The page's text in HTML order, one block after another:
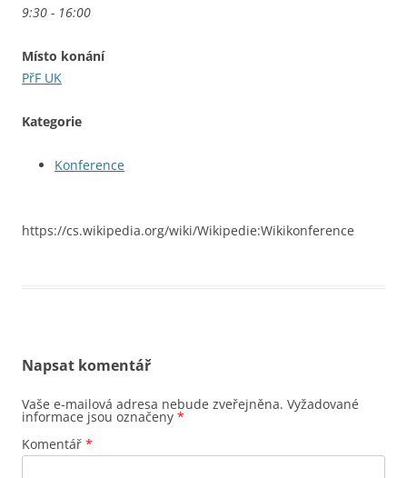
9:30 - 16:00
Místo konání
PřF UK
Kategorie
Konference
https://cs.wikipedia.org/wiki/Wikipedie:Wikikonference
Napsat komentář
Vaše e-mailová adresa nebude zveřejněna. Vyžadované
informace jsou označeny *
Komentář *